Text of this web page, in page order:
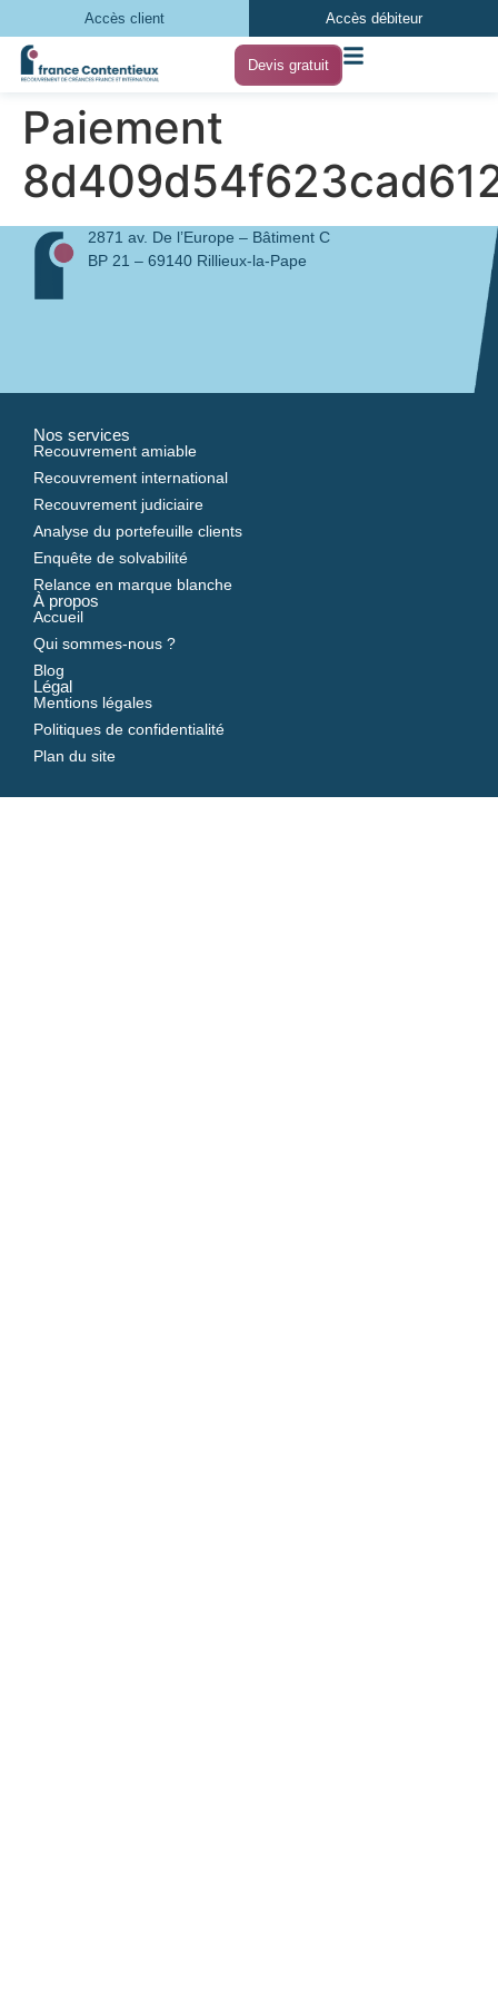
Accès client Accès débiteur
Devis gratuit
Paiement
2871 av. De l’Europe – Bâtiment C
BP 21 – 69140 Rillieux-la-Pape
Nos services
Recouvrement amiable
Recouvrement international
Recouvrement judiciaire
Analyse du portefeuille clients
Enquête de solvabilité
Relance en marque blanche
À propos
Accueil
Qui sommes-nous ?
Blog
Légal
Mentions légales
Politiques de confidentialité
Plan du site